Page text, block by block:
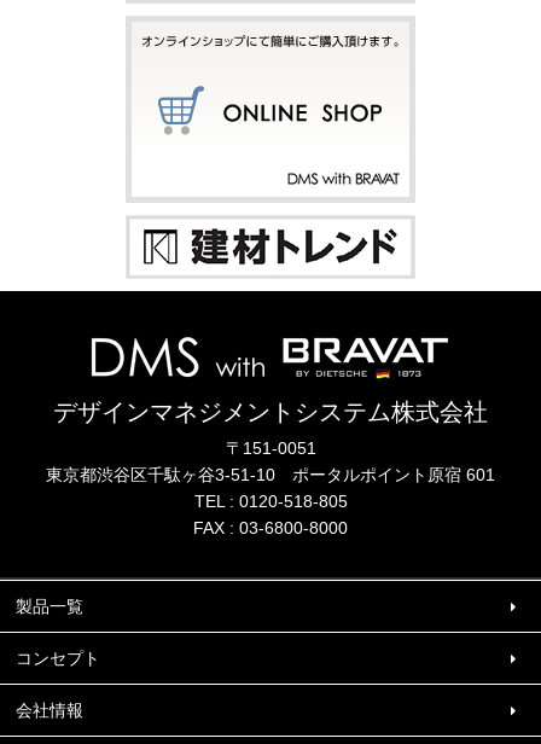
デザインマネジメントシステム株式会社
〒151-0051
東京都渋谷区千駄ヶ谷3-51-10 ポータルポイント 原宿 601
TEL : 0120-518-805
FAX : 03-6800-8000
製品一覧
コンセプト
会社情報